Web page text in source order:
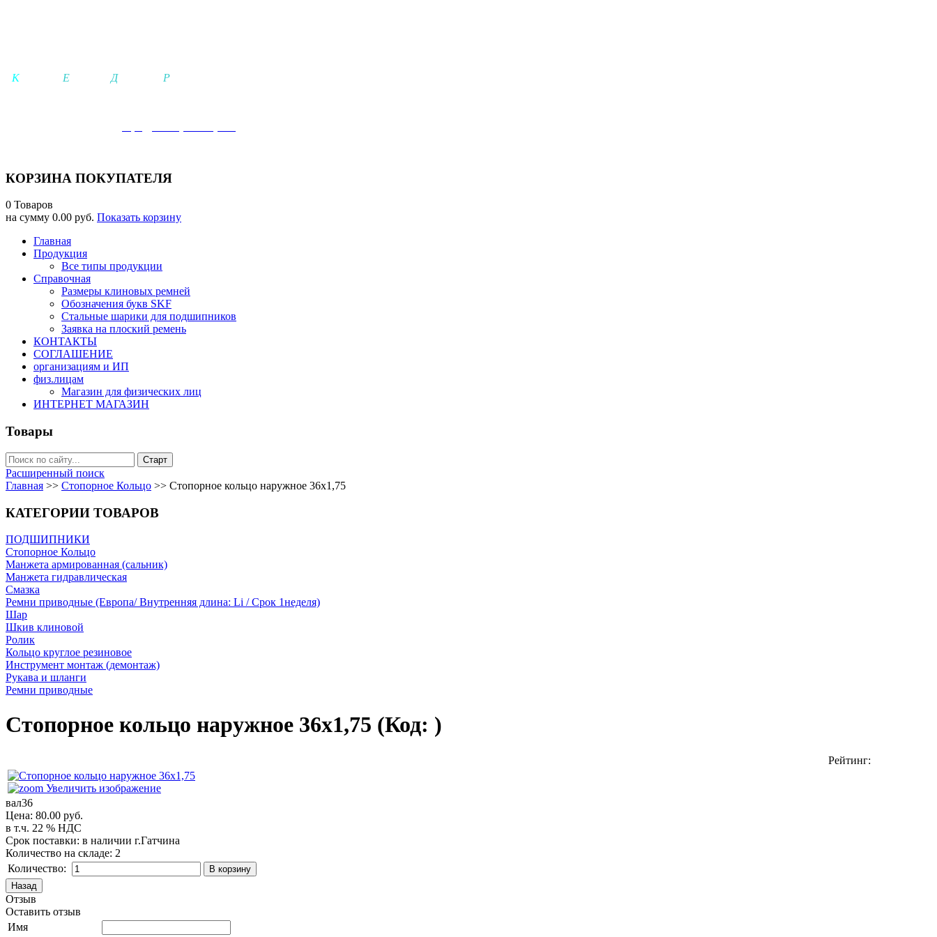
Ка Е Движение- Результат-
КОРЗИНА ПОКУПАТЕЛЯ
0 Товаров
на сумму 0.00 руб. Показать корзину
Главная
Продукция
Все типы продукции
Справочная
Размеры клиновых ремней
Обозначения букв SKF
Стальные шарики для подшипников
Заявка на плоский ремень
КОНТАКТЫ
СОГЛАШЕНИЕ
организациям и ИП
физ.лицам
Магазин для физических лиц
ИНТЕРНЕТ МАГАЗИН
Товары
Расширенный поиск
Главная >> Стопорное Кольцо >> Стопорное кольцо наружное 36х1,75
КАТЕГОРИИ ТОВАРОВ
ПОДШИПНИКИ
Стопорное Кольцо
Манжета армированная (сальник)
Манжета гидравлическая
Cмазка
Ремни приводные (Европа/ Внутренняя длина: Li / Срок 1неделя)
Шар
Шкив клиновой
Ролик
Кольцо круглое резиновое
Инструмент монтаж (демонтаж)
Рукава и шланги
Ремни приводные
Стопорное кольцо наружное 36х1,75 (Код: )
Рейтинг:
Увеличить изображение
вал36
Цена: 80.00 руб.
в т.ч. 22 % НДС
Срок поставки: в наличии г.Гатчина
Количество на складе: 2
Количество:
Отзыв
Оставить отзыв
Имя